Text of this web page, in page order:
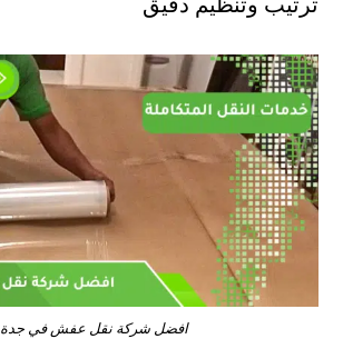
افضل شركة نقل عفش في جدة